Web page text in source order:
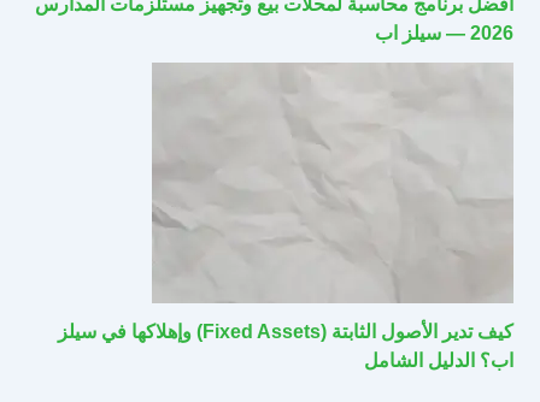
أفضل برنامج محاسبة لمحلات بيع وتجهيز مستلزمات المدارس
2026 — سيلز اب
كيف تدير الأصول الثابتة (Fixed Assets) وإهلاكها في سيلز
اب؟ الدليل الشامل